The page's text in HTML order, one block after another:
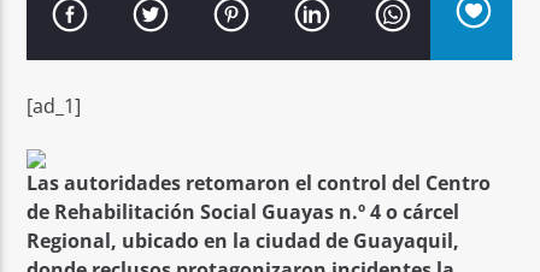
Señal FM
[ad_1]
Las autoridades retomaron el control del Centro
de Rehabilitación Social Guayas n.º 4 o cárcel
Regional, ubicado en la ciudad de Guayaquil,